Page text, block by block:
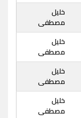
خليل
مصطفى
خليل
مصطفى
خليل
مصطفى
خليل
مصطفى